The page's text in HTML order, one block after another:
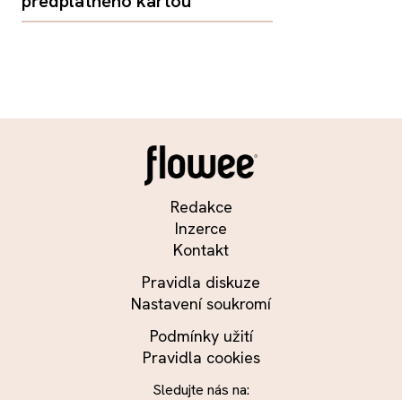
Redakce
Inzerce
Kontakt
Pravidla diskuze
Nastavení soukromí
Podmínky užití
Pravidla cookies
Sledujte nás na: